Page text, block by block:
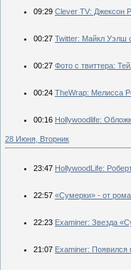
09:29 Clever TV: Джексон
00:27 Twitter: Майкл Уэлш
00:27 Фото с твиттера:
00:24 TheWrap: Мелисса
00:16 Нollywoodlife:
28 Июня, Вторник
23:47 HollywoodLife:
22:57 «Сумерки» - от
22:23 Examiner: Звезда
21:07 Examiner: Появился